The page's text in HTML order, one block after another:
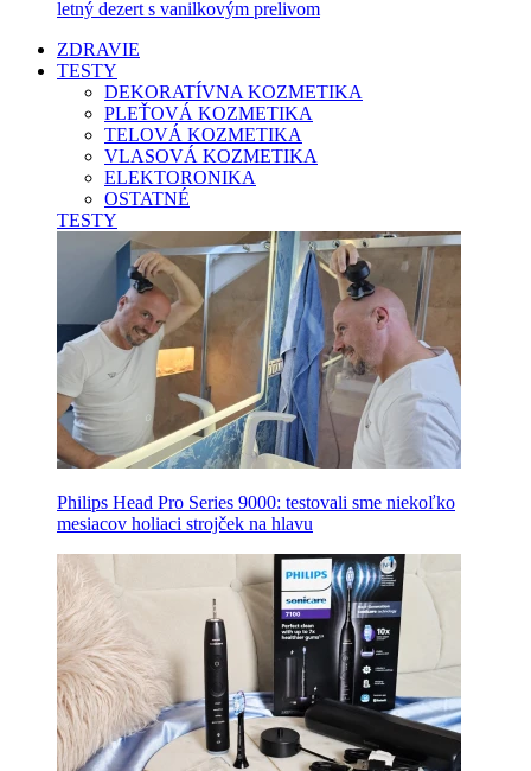
letný dezert s vanilkovým prelivom
ZDRAVIE
TESTY
DEKORATÍVNA KOZMETIKA
PLEŤOVÁ KOZMETIKA
TELOVÁ KOZMETIKA
VLASOVÁ KOZMETIKA
ELEKTORONIKA
OSTATNÉ
TESTY
Philips Head Pro Series 9000: testovali sme niekoľko
mesiacov holiaci strojček na hlavu